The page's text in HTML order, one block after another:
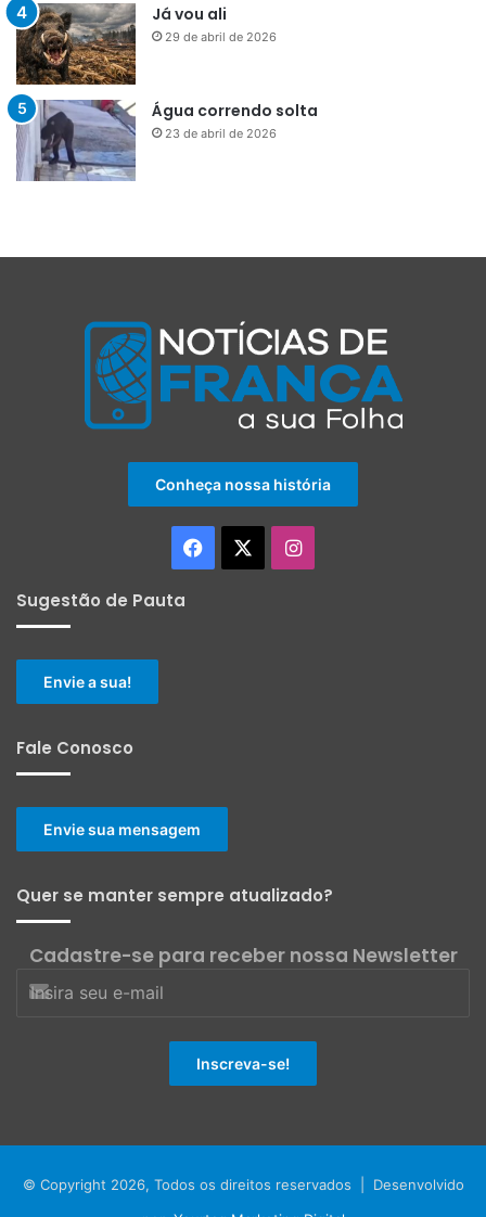
Já vou ali
29 de abril de 2026
Água correndo solta
23 de abril de 2026
Conheça nossa história
Facebook Instagram
Sugestão de Pauta
Envie a sua!
Fale Conosco
Envie sua mensagem
Quer se manter sempre atualizado?
Cadastre-se para receber nossa Newsletter
© Copyright 2026, Todos os direitos reservados | Desenvolvido